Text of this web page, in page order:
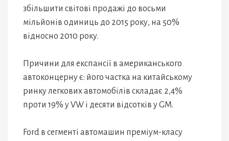
збільшити світові продажі до восьми
мільйонів одиниць до 2015 року, на 50%
відносно 2010 року.
Причини для експансії в американського
автоконцерну є: його частка на китайському
ринку легкових автомобілів складає 2,4%
проти 19% у VW і десяти відсотків у GM.
Ford в сегменті автомашин преміум-класу